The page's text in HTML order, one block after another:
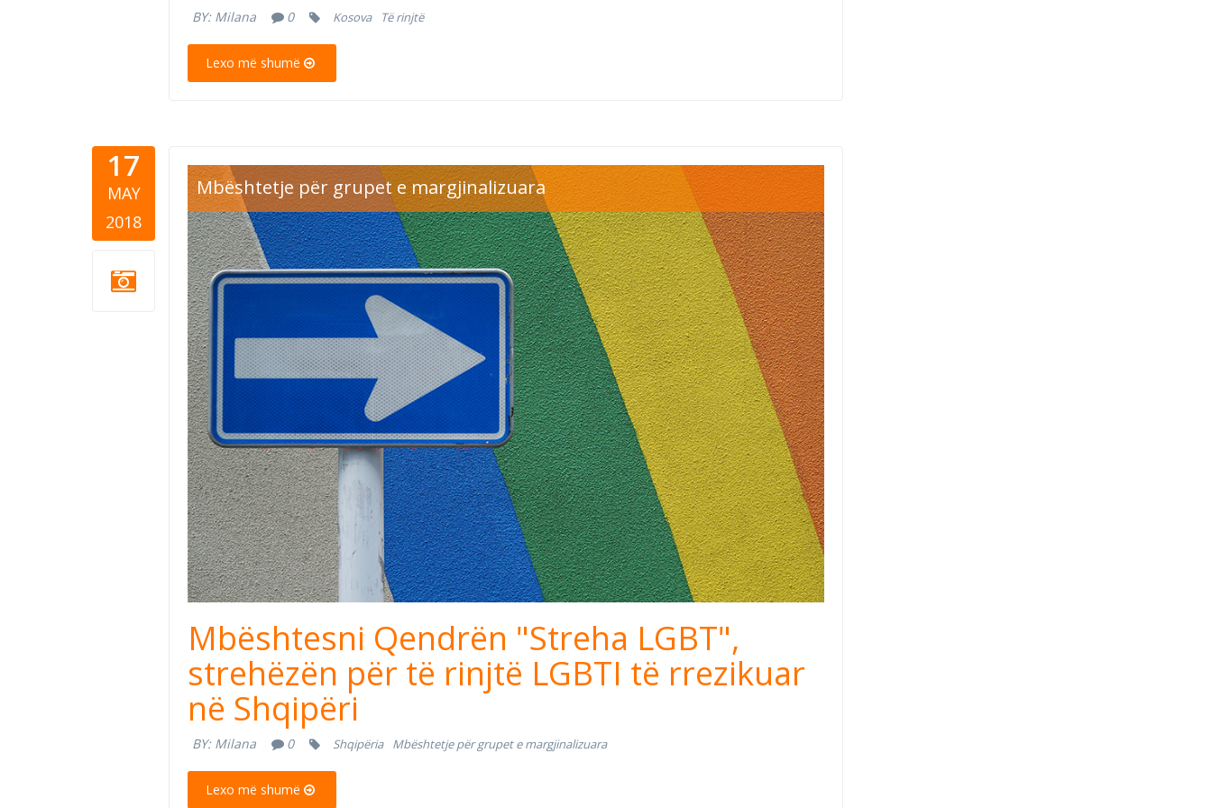
BY: Milana 0 Kosova Të rinjtë
Lexo më shumë
17
MAY
2018
lgbt.jpg
Mbështetje për grupet e margjinalizuara
Mbështesni Qendrën "Streha LGBT",
strehëzën për të rinjtë LGBTI të rrezikuar
në Shqipëri
BY: Milana 0 Shqipëria Mbështetje për grupet e margjinalizuara
Lexo më shumë